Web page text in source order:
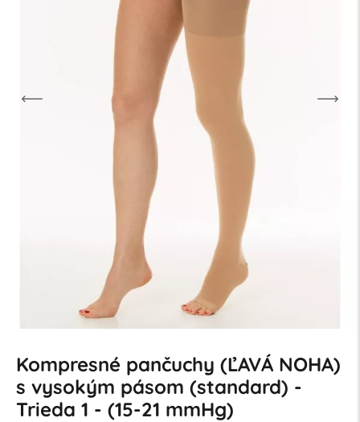
Kompresné pančuchy (ĽAVÁ NOHA)
s vysokým pásom (standard) -
Trieda 1 - (15-21 mmHg)